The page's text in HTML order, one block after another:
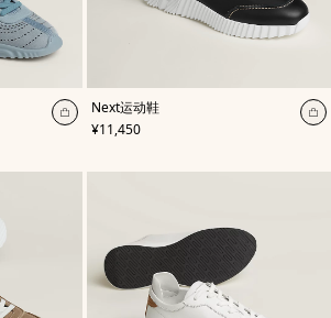
加
Next运动鞋
,颜
色:
黑
,
价格
¥11,450
加